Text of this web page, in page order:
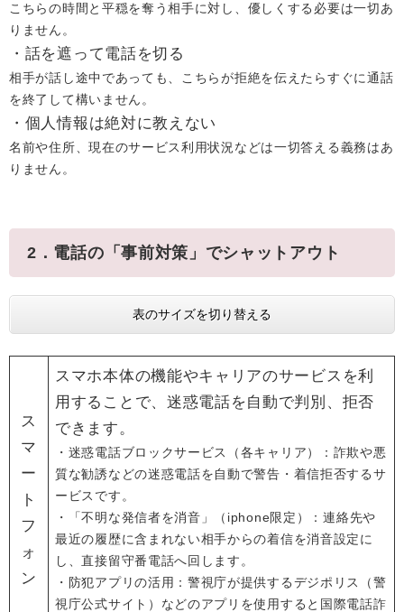
こちらの時間と平穏を奪う相手に対し、優しくする必要は一切あ
りません。
・話を遮って電話を切る
相手が話し途中であっても、こちらが拒絶を伝えたらすぐに通話
を終了して構いません。
・個人情報は絶対に教えない
名前や住所、現在のサービス利用状況などは一切答える義務はあ
りません。
2．電話の「事前対策」でシャットアウト
表のサイズを切り替える
ス
マ
ー
ト
フ
ォ
ン
スマホ本体の機能やキャリアのサービスを利
用することで、迷惑電話を自動で判別、拒否
できます。
・迷惑電話ブロックサービス（各キャリア）：詐欺や悪
質な勧誘などの迷惑電話を自動で警告・着信拒否するサ
ービスです。
・「不明な発信者を消音」（iphone限定）：連絡先や
最近の履歴に含まれない相手からの着信を消音設定に
し、直接留守番電話へ回します。
・防犯アプリの活用：警視庁が提供するデジポリス（警
視庁公式サイト）などのアプリを使用すると国際電話詐